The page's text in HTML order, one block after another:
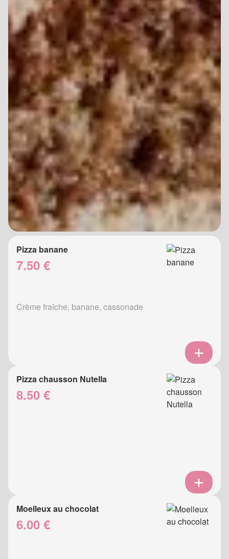
Pizza banane
7.50 €
Crème fraîche, banane, cassonade
Pizza chausson Nutella
8.50 €
Moelleux au chocolat
6.00 €